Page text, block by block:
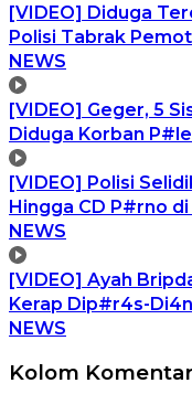
[VIDEO] Diduga
Polisi Tabrak
NEWS
[VIDEO] Geger, 5
Diduga Korban
[VIDEO] Polisi
Hingga CD P#rno di
NEWS
[VIDEO] Ayah
Kerap Dip#r4s-
NEWS
Kolom Komentar